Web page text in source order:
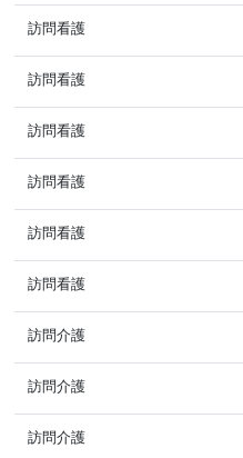
訪問看護
訪問看護
訪問看護
訪問看護
訪問看護
訪問看護
訪問介護
訪問介護
訪問介護